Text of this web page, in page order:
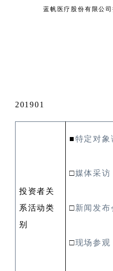
蓝帆医疗股份有限公
201901
投资者关
系活动类
别
■特定对象
□媒体采访
□新闻发布
□现场参观